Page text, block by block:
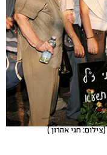
(צילום: חגי אהרון )